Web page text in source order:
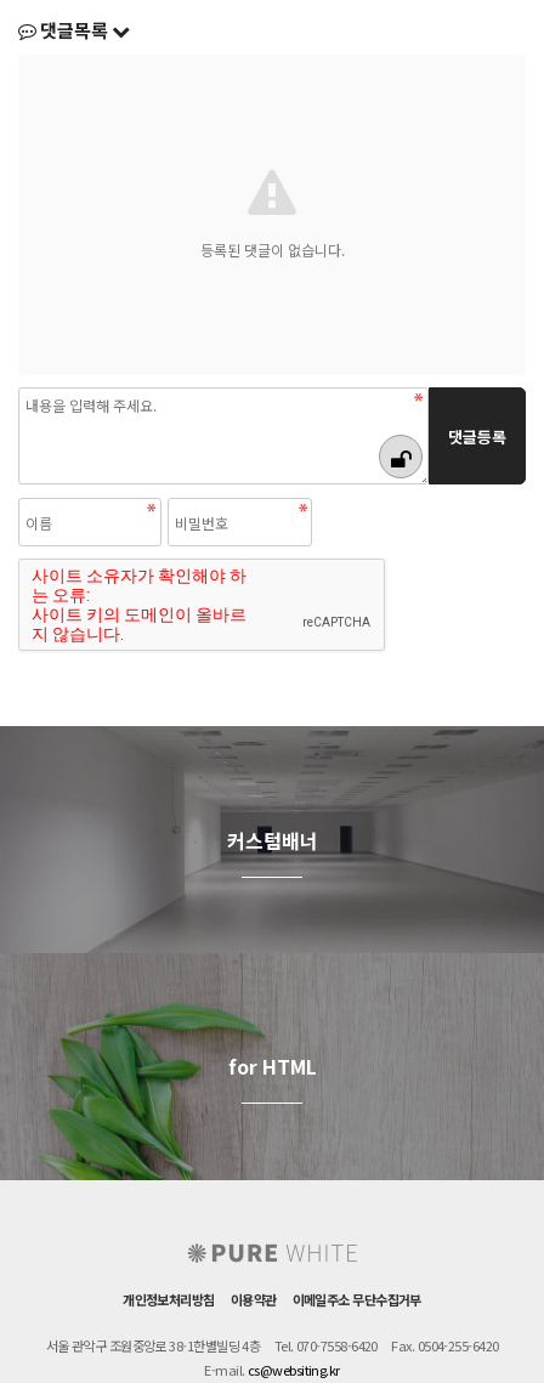
댓글목록
등록된 댓글이 없습니다.
커스텀배너
for HTML
개인정보처리방침 이용약관 이메일주소 무단수집거부
서울 관악구 조원중앙로 38-1한별빌딩 4층 Tel. 070-7558-6420
Fax. 0504-255-6420
E-mail. cs@websiting.kr